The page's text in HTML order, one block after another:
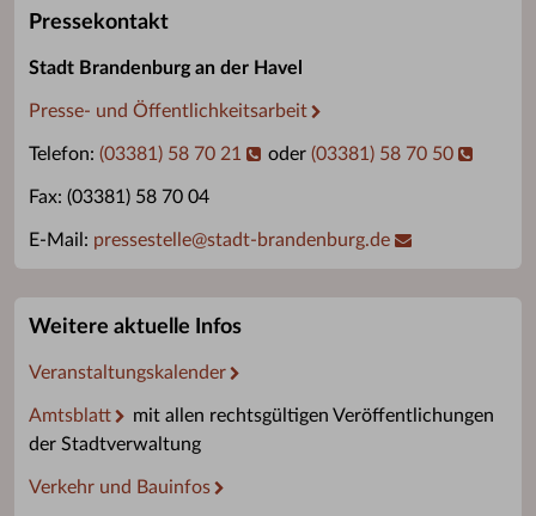
Pressekontakt
Stadt Brandenburg an der Havel
Presse- und Öffentlichkeitsarbeit
Telefon: (03381) 58 70 21 oder (03381) 58 70 50
Fax: (03381) 58 70 04
E-Mail: pressestelle@stadt-brandenburg.de
Weitere aktuelle Infos
Veranstaltungskalender
Amtsblatt
mit allen rechtsgültigen Veröffentlichungen
der Stadtverwaltung
Verkehr und Bauinfos